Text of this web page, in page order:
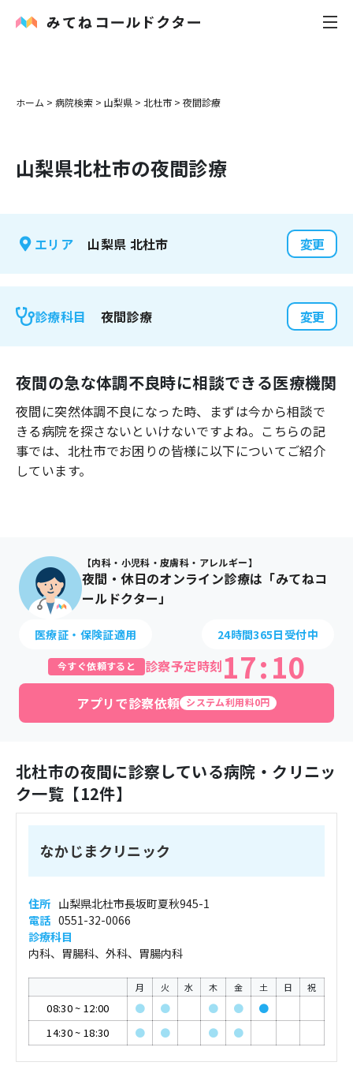
内科
花粉症
感染症
よくあるご質問
ホーム > 病院検索 > 山梨県 > 北杜市 > 夜間診療
山梨県北杜市の夜間診療
エリア 山梨県 北杜市 変更
診療科目 夜間診療 変更
夜間の急な体調不良時に相談できる医療機関
夜間に突然体調不良になった時、まずは今から相談で
きる病院を探さないといけないですよね。こちらの記
事では、 北杜市でお困りの皆様に以下についてご紹介
しています。
【内科・小児科・皮膚科・アレルギー】
夜間・休日のオンライン診療は「みてねコ
ールドクター」
医療証・保険証適用 24時間365日受付中
今すぐ依頼すると 診察予定時刻17:10
アプリで診察依頼 システム利用料0円
北杜市の夜間に診察している病院・クリニッ
ク一覧【12件】
なかじまクリニック
住所 山梨県北杜市長坂町夏秋945-1
電話 0551-32-0066
診療科目
内科、胃腸科、外科、胃腸内科
月 火 水 木 金 土 日 祝
08:30~ 12:00 ● ● ● ●
●
14:30~ 18:30 ● ● ● ●